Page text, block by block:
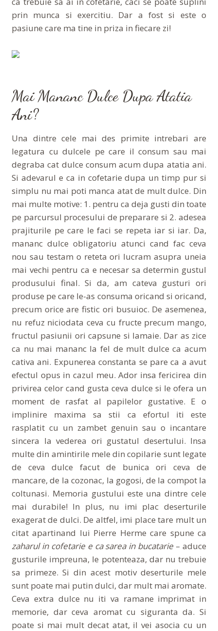
prin munca si exercitiu. Dar a fost si este o
pasiune care ma tine in priza in fiecare zi!
Mai Mananc Dulce Dupa Atatia
Ani?
Una dintre cele mai des primite intrebari are
legatura cu dulcele pe care il consum sau mai
degraba cat dulce consum acum dupa atatia ani.
Si adevarul e ca in cofetarie dupa un timp pur si
simplu nu mai poti manca atat de mult dulce. Din
mai multe motive: 1. pentru ca deja gusti din toate
pe parcursul procesului de preparare si 2. adesea
prajiturile pe care le faci se repeta iar si iar. Da,
mananc dulce obligatoriu atunci cand fac ceva
nou sau testam o reteta ori lucram asupra uneia
mai vechi pentru ca e necesar sa determin gustul
produsului final. Si da, am cateva gusturi ori
produse pe care le-as consuma oricand si oricand,
precum orice are fistic ori busuioc. De asemenea,
nu refuz niciodata ceva cu fructe precum mango,
fructul pasiunii ori capsune si lamaie. Dar as zice
ca nu mai mananc la fel de mult dulce ca acum
cativa ani. Expunerea constanta se pare ca a avut
efectul opus in cazul meu. Ador insa fericirea din
privirea celor cand gusta ceva dulce si le ofera un
moment de rasfat al papilelor gustative. E o
implinire maxima sa stii ca efortul iti este
rasplatit cu un zambet genuin sau o incantare
sincera la vederea ori gustatul desertului. Insa
multe din amintirile mele din copilarie sunt legate
de ceva dulce facut de bunica ori ceva de
mancare, de la cozonac, la gogosi, de la compot la
coltunasi. Memoria gustului este una dintre cele
mai durabile! In plus, nu imi plac deserturile
exagerat de dulci. De altfel, imi place tare mult un
citat apartinand lui Pierre Herme care spune ca
zaharul in cofetarie e ca sarea in bucatarie – aduce
gusturile impreuna, le potenteaza, dar nu trebuie
sa primeze. Si din acest motiv deserturile mele
sunt poate mai putin dulci, dar mult mai aromate.
Ceva extra dulce nu iti va ramane imprimat in
memorie, dar ceva aromat cu siguranta da. Si
poate si mai mult decat atat, il vei asocia cu un